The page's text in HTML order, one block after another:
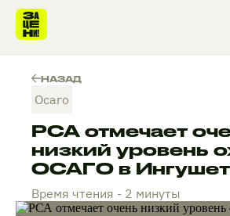
НАЗАД
Осаго
РСА отмечает
низкий уровень
ОСАГО в
Время чтения - 2 минуты